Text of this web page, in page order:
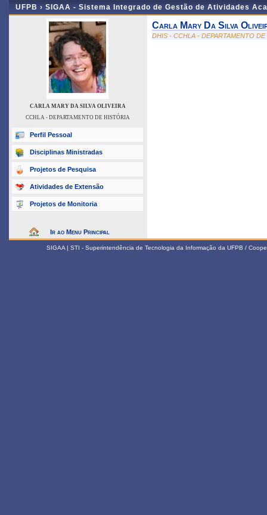
UFPB › SIGAA - Sistema Integrado de Gestão de Atividades
CARLA MARY DA SILVA OLIVEIRA
CCHLA - DEPARTAMENTO DE HISTÓRIA
Perfil Pessoal
Disciplinas Ministradas
Projetos de Pesquisa
Atividades de Extensão
Projetos de Monitoria
Ir ao Menu Principal
Carla Mary Da Silva
DHIS - CCHLA - DEPARTAMENTO
SIGAA | STI - Superintendência de Tecnologia da Informação da UFPB /